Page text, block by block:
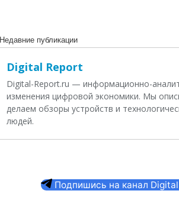
Недавние публикации
Digital Report
Digital-Report.ru — информационно-
изменения цифровой экономики. Мы
делаем обзоры устройств и
людей.
Подпишись на канал